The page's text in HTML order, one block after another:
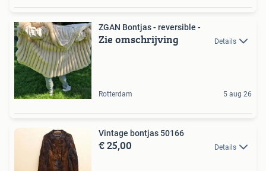
ZGAN Bontjas - reversible -
Zie omschrijving Details
Rotterdam 5 aug 26
Vintage bontjas 50166
€ 25,00 Details